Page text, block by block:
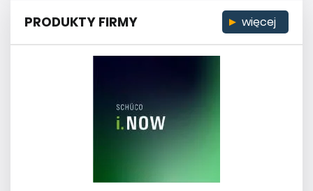
PRODUKTY FIRMY więcej